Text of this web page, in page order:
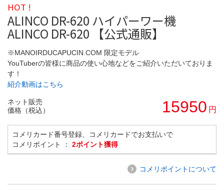
HOT !
ALINCO DR-620 ハイパーワー機
ALINCO DR-620 【公式通販】
※MANOIRDUCAPUCIN.COM 限定モデル
YouTuberの皆様に商品の使い心地などをご紹介いただいておりま
す！
紹介動画はこちら
ネット販売
価格（税込）
15950 円
コメリカード番号登録、コメリカードでお支払いで
コメリポイント ： 2ポイント獲得
コメリポイントについて